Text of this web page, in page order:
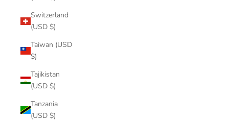
Switzerland
(USD $)
Taiwan (USD
$)
Tajikistan
(USD $)
Tanzania
(USD $)